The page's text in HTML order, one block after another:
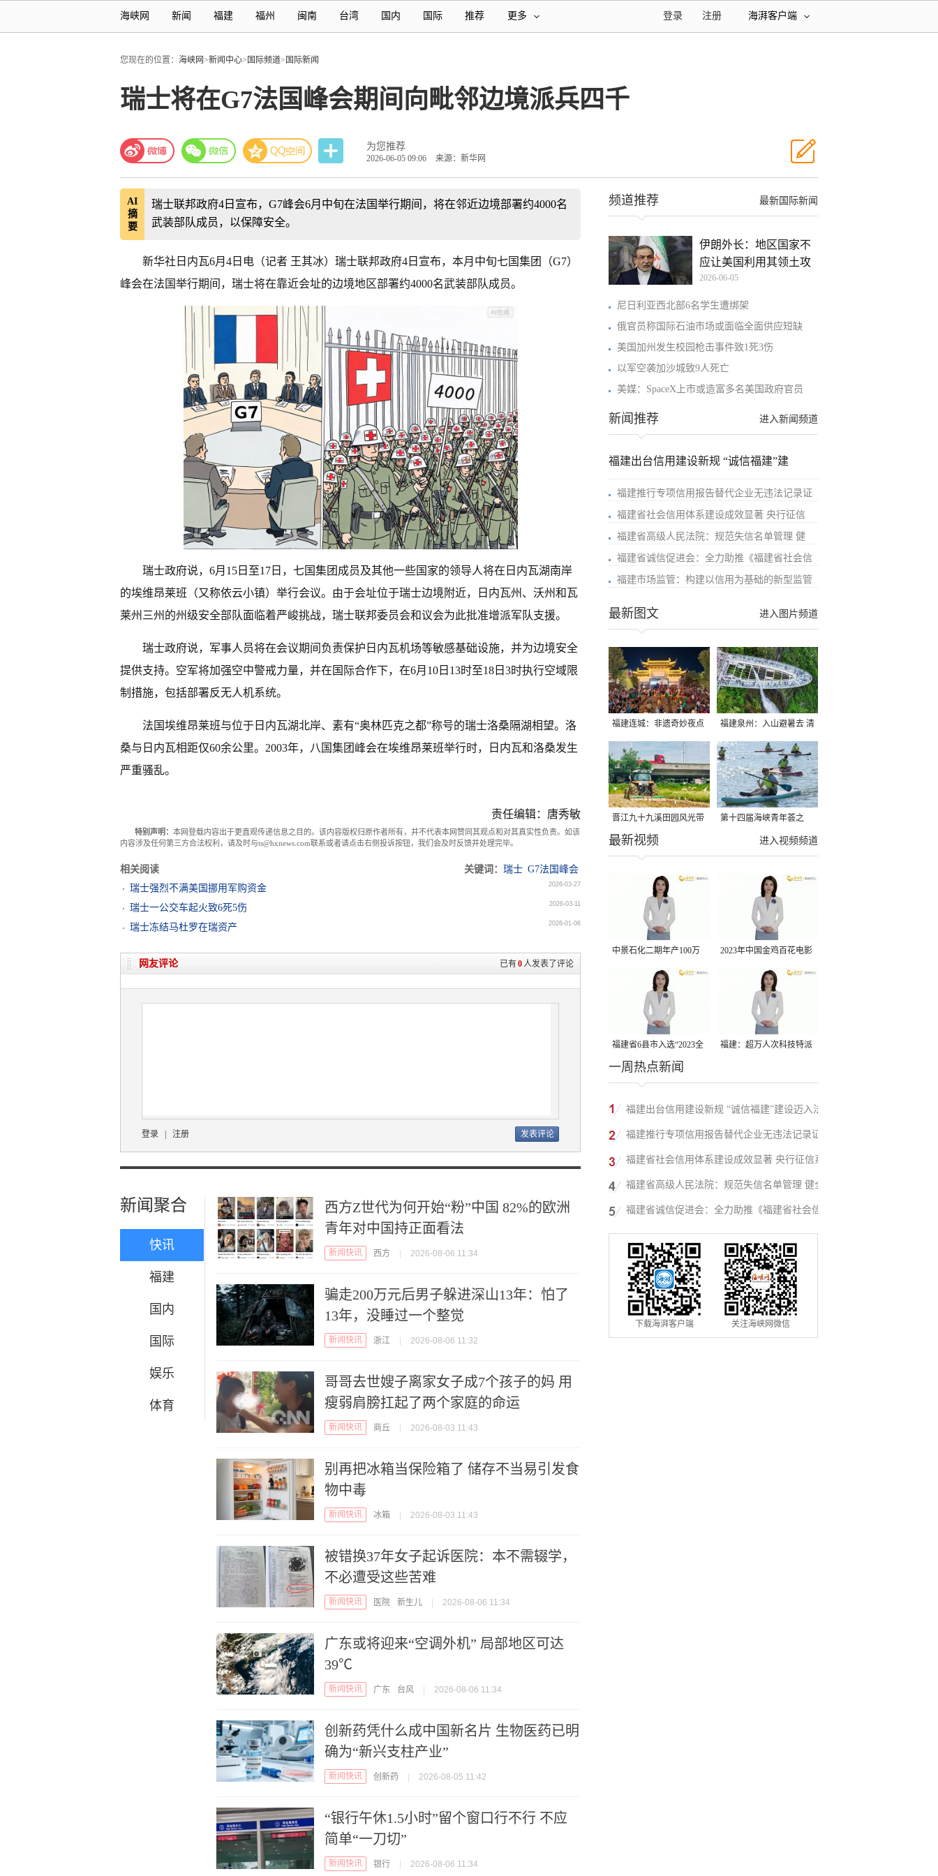
海峡网 新闻 福建 福州 闽南 台湾 国内 国际 推荐 更多 海湃客户端
注册
登录
您现在的位置： 海峡网>新闻中心> 国际频道> 国际新闻
瑞士将在G7法国峰会期间向毗邻边境派兵四千
为您推荐
2026-06-05 09:06 来源：新华网
AI
摘
要
瑞士联邦政府4日宣布，G7峰会6月中旬在法国举行期间，将在邻近边境部署约4000名
武装部队成员，以保障安全。
新华社日内瓦6月4日电（记者 王其冰）瑞士联邦政府4日宣布，本月中旬七国集团（G7）
峰会在法国举行期间，瑞士将在靠近会址的边境地区部署约4000名武装部队成员。
瑞士政府说，6月15日至17日，七国集团成员及其他一些国家的领导人将在日内瓦湖南岸
的埃维昂莱班（又称依云小镇）举行会议。由于会址位于瑞士边境附近，日内瓦州、沃州和瓦
莱州三州的州级安全部队面临着严峻挑战，瑞士联邦委员会和议会为此批准增派军队支援。
瑞士政府说，军事人员将在会议期间负责保护日内瓦机场等敏感基础设施，并为边境安全
提供支持。空军将加强空中警戒力量，并在国际合作下，在6月10日13时至18日3时执行空域限
制措施，包括部署反无人机系统。
法国埃维昂莱班与位于日内瓦湖北岸、素有“奥林匹克之都”称号的瑞士洛桑隔湖相望。洛
桑与日内瓦相距仅60余公里。2003年，八国集团峰会在埃维昂莱班举行时，日内瓦和洛桑发生
严重骚乱。
责任编辑：唐秀敏
特别声明： 本网登载内容出于更直观传递信息之目的。该内容版权归原作者所有，并不代表本网赞同其观点和对其真实性负责。如该
内容涉及任何第三方合法权利，请及时与ts@hxnews.com联系或者请点击右侧投诉按钮，我们会及时反馈并处理完毕。
相关阅读 关键词： 瑞士 G7法国峰会
瑞士强烈不满美国挪用军购资金
2026-03-27
瑞士一公交车起火致6死5伤 2026-03-11
瑞士冻结马杜罗在瑞资产 2026-01-06
已有0人发表了评论
网友评论
登录 注册
新闻聚合
快讯
福建
国内
国际
娱乐
体育
西方Z世代为何开始“粉”中国 82%的欧洲
青年对中国持正面看法
新闻快讯 西方 2026-08-06 11:34
骗走200万元后男子躲进深山13年：怕了
13年，没睡过一个整觉
新闻快讯 浙江 2026-08-06 11:32
哥哥去世嫂子离家女子成7个孩子的妈 用
瘦弱肩膀扛起了两个家庭的命运
新闻快讯 商丘 2026-08-03 11:43
别再把冰箱当保险箱了 储存不当易引发食
物中毒
新闻快讯 冰箱 2026-08-03 11:43
被错换37年女子起诉医院：本不需辍学，
不必遭受这些苦难
新闻快讯 医院 新生儿 2026-08-06 11:34
广东或将迎来“空调外机” 局部地区可达
39℃
新闻快讯 广东 台风 2026-08-06 11:34
创新药凭什么成中国新名片 生物医药已明
确为“新兴支柱产业”
新闻快讯 创新药 2026-08-05 11:42
“银行午休1.5小时”留个窗口行不行 不应
简单“一刀切”
新闻快讯 银行 2026-08-06 11:34
最新国际新闻
频道推荐
伊朗外长：地区国家不
应让美国利用其领土攻
击
2026-06-05
尼日利亚西北部6名学生遭绑架
俄官员称国际石油市场或面临全面供应短缺
美国加州发生校园枪击事件致1死3伤
以军空袭加沙城致9人死亡
美媒：SpaceX上市或造富多名美国政府官员
进入新闻频道
新闻推荐
福建出台信用建设新规 “诚信福建”建
福建推行专项信用报告替代企业无违法记录证
福建省社会信用体系建设成效显著 央行征信
福建省高级人民法院：规范失信名单管理 健
福建省诚信促进会：全力助推《福建省社会信
福建市场监管：构建以信用为基础的新型监管
进入图片频道
最新图文
福建连城：非遗奇妙夜点
亮夏夜
福建泉州：入山避暑去 清
凉好惬意
晋江九十九溪田园风光带
千亩早稻迎来成熟收割季
第十四届海峡青年荟之
2026榕台青年大学生水上
进入视频频道
最新视频
中景石化二期年产100万
吨丙烷脱氢项目建成中交
2023年中国金鸡百花电影
节有福电影巡展31日启动
福建省6县市入选“2023全
国县域发展潜力百强县”
福建：超万人次科技特派
一周热点新闻
福建出台信用建设新规 “诚信福建”建设迈入法
治化新阶段
福建推行专项信用报告替代企业无违法记录证
明改革成效显著
福建省社会信用体系建设成效显著 央行征信系
统赋能实体经济
福建省高级人民法院：规范失信名单管理 健全
信用修复机制
福建省诚信促进会：全力助推《福建省社会信
用条例》落地见效
下载海湃客户端 关注海峡网微信